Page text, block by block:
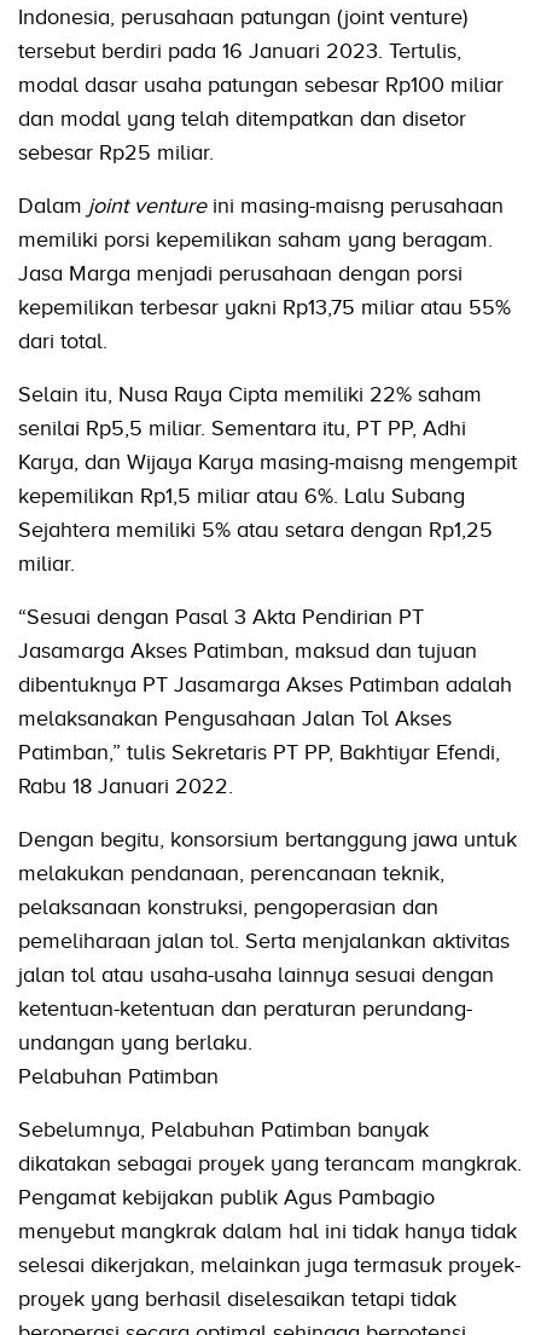
Indonesia, perusahaan patungan (joint venture)
tersebut berdiri pada 16 Januari 2023. Tertulis,
modal dasar usaha patungan sebesar Rp100 miliar
dan modal yang telah ditempatkan dan disetor
sebesar Rp25 miliar.
Dalam joint venture ini masing-maisng perusahaan
memiliki porsi kepemilikan saham yang beragam.
Jasa Marga menjadi perusahaan dengan porsi
kepemilikan terbesar yakni Rp13,75 miliar atau 55%
dari total.
Selain itu, Nusa Raya Cipta memiliki 22% saham
senilai Rp5,5 miliar. Sementara itu, PT PP, Adhi
Karya, dan Wijaya Karya masing-maisng mengempit
kepemilikan Rp1,5 miliar atau 6%. Lalu Subang
Sejahtera memiliki 5% atau setara dengan Rp1,25
miliar.
“Sesuai dengan Pasal 3 Akta Pendirian PT
Jasamarga Akses Patimban, maksud dan tujuan
dibentuknya PT Jasamarga Akses Patimban adalah
melaksanakan Pengusahaan Jalan Tol Akses
Patimban,” tulis Sekretaris PT PP, Bakhtiyar Efendi,
Rabu 18 Januari 2022.
Dengan begitu, konsorsium bertanggung jawa untuk
melakukan pendanaan, perencanaan teknik,
pelaksanaan konstruksi, pengoperasian dan
pemeliharaan jalan tol. Serta menjalankan aktivitas
jalan tol atau usaha-usaha lainnya sesuai dengan
ketentuan-ketentuan dan peraturan perundang-
undangan yang berlaku.
Pelabuhan Patimban
Sebelumnya, Pelabuhan Patimban banyak
dikatakan sebagai proyek yang terancam mangkrak.
Pengamat kebijakan publik Agus Pambagio
menyebut mangkrak dalam hal ini tidak hanya tidak
selesai dikerjakan, melainkan juga termasuk proyek-
proyek yang berhasil diselesaikan tetapi tidak